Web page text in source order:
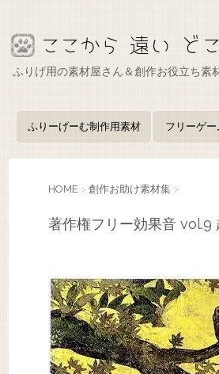
ふりげ用の素材屋さん＆創作お役立ち素
ふりーげーむ制作用素材 フリーゲ
HOME > 創作お助け素材集 >
著作権フリー効果音 vol.9